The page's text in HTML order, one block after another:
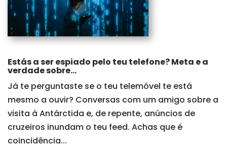
Estás a ser espiado pelo teu telefone? Meta e a
verdade sobre...
Já te perguntaste se o teu telemóvel te está
mesmo a ouvir? Conversas com um amigo sobre a
visita à Antárctida e, de repente, anúncios de
cruzeiros inundam o teu feed. Achas que é
coincidência...